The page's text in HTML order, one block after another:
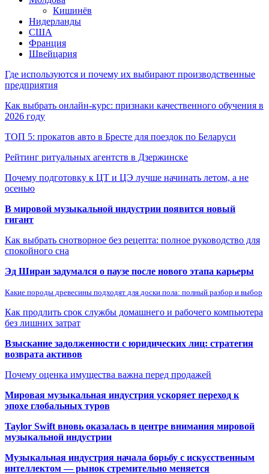
Кишинёв
Нидерланды
США
Франция
Швейцария
Где используются и почему их выбирают производственные
предприятия
Как выбрать онлайн-курс: признаки качественного обучения в
2026 году
ТОП 5: прокатов авто в Бресте для поездок по Беларуси
Рейтинг ритуальных агентств в Дзержинске
Почему подготовку к ЦТ и ЦЭ лучше начинать летом, а не
осенью
В мировой музыкальной индустрии появится новый
гигант
Как выбрать снотворное без рецепта: полное руководство для
спокойного сна
Эд Ширан задумался о паузе после нового этапа карьеры
Какие породы древесины подходят для доски пола: полный разбор и выбор
Как продлить срок службы домашнего и рабочего компьютера
без лишних затрат
Взыскание задолженности с юридических лиц: стратегия
возврата активов
Почему оценка имущества важна перед продажей
Мировая музыкальная индустрия ускоряет переход к
эпохе глобальных туров
Taylor Swift вновь оказалась в центре внимания мировой
музыкальной индустрии
Музыкальная индустрия начала борьбу с искусственным
интеллектом — рынок стремительно меняется